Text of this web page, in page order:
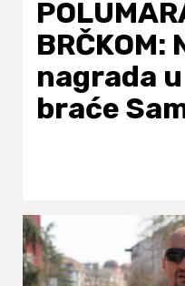
BRČKOM:
nagrada
braće